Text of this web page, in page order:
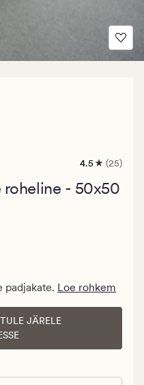
25
keskmise
4.5 (25)
roheline - 50x50
padjakate. Loe rohkem
JÄRELE